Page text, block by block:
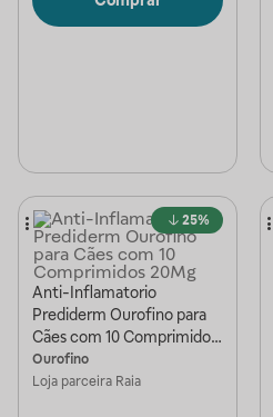
25%
Anti-Inflamatorio
Prediderm Ourofino para
Cães com 10 Comprimidos
20Mg
Ourofino
Loja parceira Raia